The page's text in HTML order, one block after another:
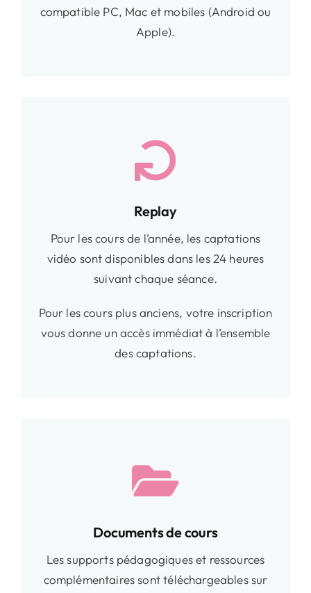
compatible PC, Mac et mobiles (Android ou
Apple).
Replay
Pour les cours de l’année, les captations
vidéo sont disponibles dans les 24 heures
suivant chaque séance.
Pour les cours plus anciens, votre inscription
vous donne un accès immédiat à l’ensemble
des captations.
Documents de cours
Les supports pédagogiques et ressources
complémentaires sont téléchargeables sur